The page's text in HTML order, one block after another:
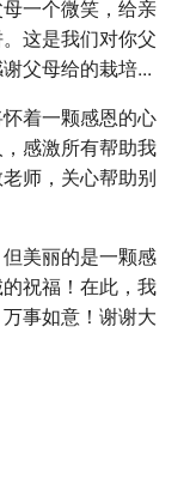
一个微笑，给亲
这是我们对你父
父母给的栽培...
着一颗感恩的心
感激所有帮助我
师，关心帮助别
美丽的是一颗感
祝福！在此，我
事如意！谢谢大